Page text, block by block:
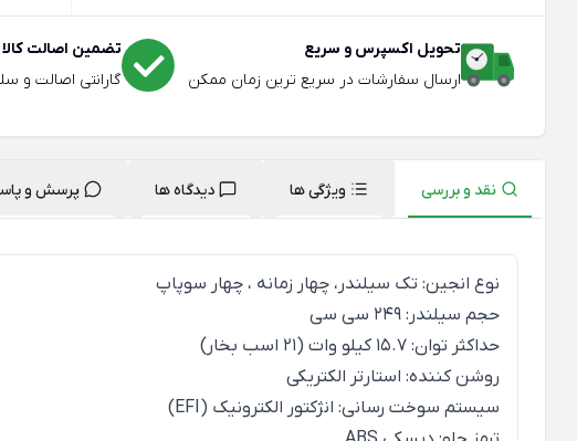
تحویل اکسپرس و سریع
ارسال سفارشات در سریع ترین زمان ممکن
تضمین اصالت کالا
گارانتی اصالت و
نقد و بررسی ویژگی ها دیدگاه ها پرسش و
نوع انجین: تک سیلندر، چهار زمانه ، چهار سوپاپ
حجم سیلندر: 249 سی سی
حداکثر توان: 15.7 کیلو وات (21 اسب بخار)
روشن کننده: استارتر الکتریکی
سیستم سوخت رسانی: انژکتور الکترونیک (EFI)